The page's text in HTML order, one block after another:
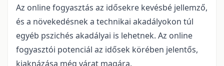
Az online fogyasztás az idősekre kevésbé jellemző,
és a növekedésnek a technikai akadályokon túl
egyéb pszichés akadályai is lehetnek. Az online
fogyasztói potenciál az idősek körében jelentős,
kiaknázása még várat magára.